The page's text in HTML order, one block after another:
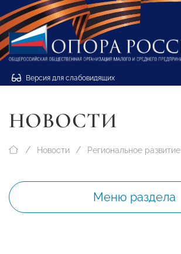
Версия для слабовидящих
НОВОСТИ
Новости Региональное развитие
Меню раздела